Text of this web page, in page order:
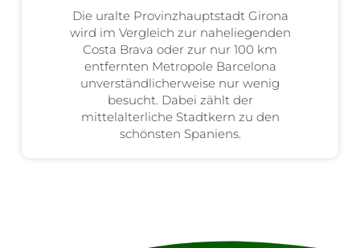
Die uralte Provinzhauptstadt Girona
wird im Vergleich zur naheliegenden
Costa Brava oder zur nur 100 km
entfernten Metropole Barcelona
unverständlicherweise nur wenig
besucht. Dabei zählt der
mittelalterliche Stadtkern zu den
schönsten Spaniens.